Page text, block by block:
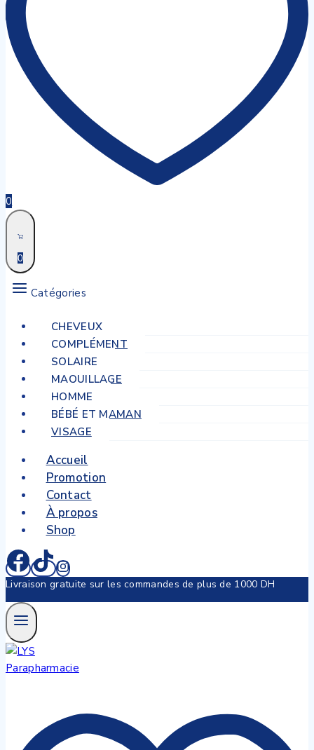
0
0
Catégories
CHEVEUX
COMPLÉMENT
SOLAIRE
MAQUILLAGE
HOMME
BÉBÉ ET MAMAN
VISAGE
Accueil
Promotion
Contact
À propos
Shop
Livraison gratuite sur les commandes de plus de 1000 DH